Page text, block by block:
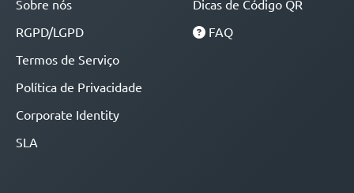
Sobre nós
RGPD/LGPD
Termos de Serviço
Política de Privacidade
Corporate Identity
SLA
Dicas de Código QR
FAQ